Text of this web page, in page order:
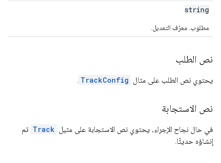
string
مطلوب. معرّف التعديل.
نص الطلب
يحتوي نص الطلب على مثال TrackConfig
.
نص الاستجابة
في حال نجاح الإجراء، يحتوي نص الاستجابة على مثيل Track تم
إنشاؤه حديثًا.